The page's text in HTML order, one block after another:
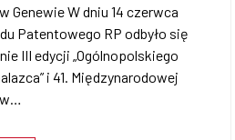
Genewie W dniu 14 czerwca
Patentowego RP odbyło się
III edycji „Ogólnopolskiego
i 41. Międzynarodowej